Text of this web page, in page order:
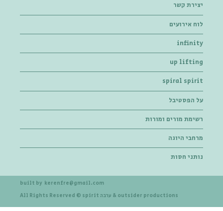
יצירת קשר
לוח אירועים
infinity
up lifting
spiral spirit
על הפסטיבל
רשימת מורים ומורות
מרחבי היוגה
נותני חסות
built by kerenfre@gmail.com
All Rights Reserved ©
spirit ערבה & outsider productions